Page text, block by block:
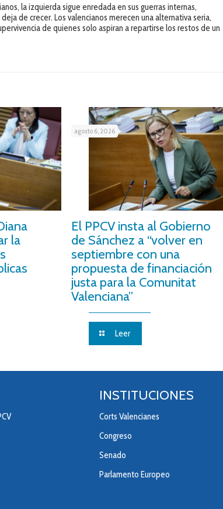
la izquierda sigue enredada en sus guerras internas,
de crecer. Los valencianos merecen una alternativa seria,
de quienes solo aspiran a repartirse los restos de un
la
agosto 6, 2026
El PPCV insta al Gobierno
de Sánchez a “volver en
septiembre con una
propuesta de financiación
justa para la Comunitat
Valenciana”
Leer
INSTITUCIONES
Corts Valencianes
Congreso
Senado
Parlamento Europeo